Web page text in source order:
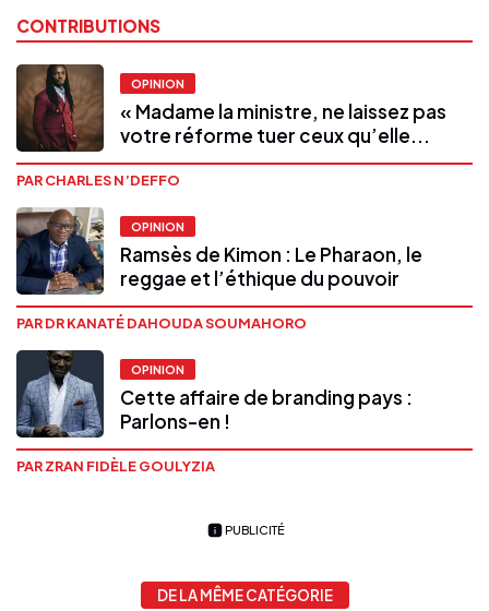
CONTRIBUTIONS
OPINION
« Madame la ministre, ne laissez pas
votre réforme tuer ceux qu’elle...
PAR CHARLES N’DEFFO
OPINION
Ramsès de Kimon : Le Pharaon, le
reggae et l’éthique du pouvoir
PAR DR KANATÉ DAHOUDA SOUMAHORO
OPINION
Cette affaire de branding pays :
Parlons-en !
PAR ZRAN FIDÈLE GOULYZIA
PUBLICITÉ
DE LA MÊME CATÉGORIE